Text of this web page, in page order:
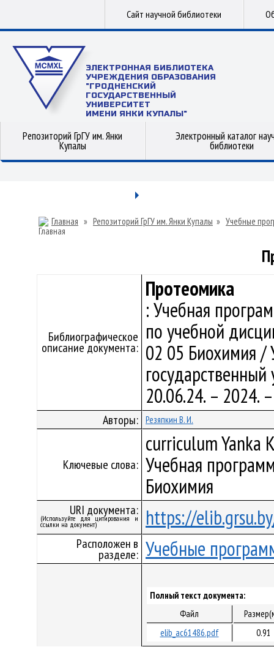
Сайт научной библиотеки
ЭЛЕКТРОННАЯ БИБЛИОТЕКА
УЧРЕЖДЕНИЯ ОБРАЗОВАНИЯ
"ГРОДНЕНСКИЙ
ГОСУДАРСТВЕННЫЙ
УНИВЕРСИТЕТ
ИМЕНИ ЯНКИ КУПАЛЫ"
Репозиторий ГрГУ им. Янки
Купалы
Электронный каталог
библиотеки
Главная » Репозиторий ГрГУ им. Янки Купалы » Учебные
Библиографическое
описание документа:
Протеомика
: Учебная
по учебной
02 05 Биохимия /
20.06.24. –
Авторы: Резяпкин В. И.
Ключевые слова:
curriculum Yanka
Учебная
Биохимия
URI документа:
(Используйте для цитирования и
ссылки на документ) https://
Расположен в
разделе: Учебные
Полный текст документа:
Файл
elib_ac61486.pdf
0.91